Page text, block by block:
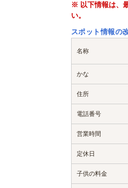
※ 以下情報は、
い。
スポット情報の
名称
かな
住所
電話番号
営業時間
定休日
子供の料金